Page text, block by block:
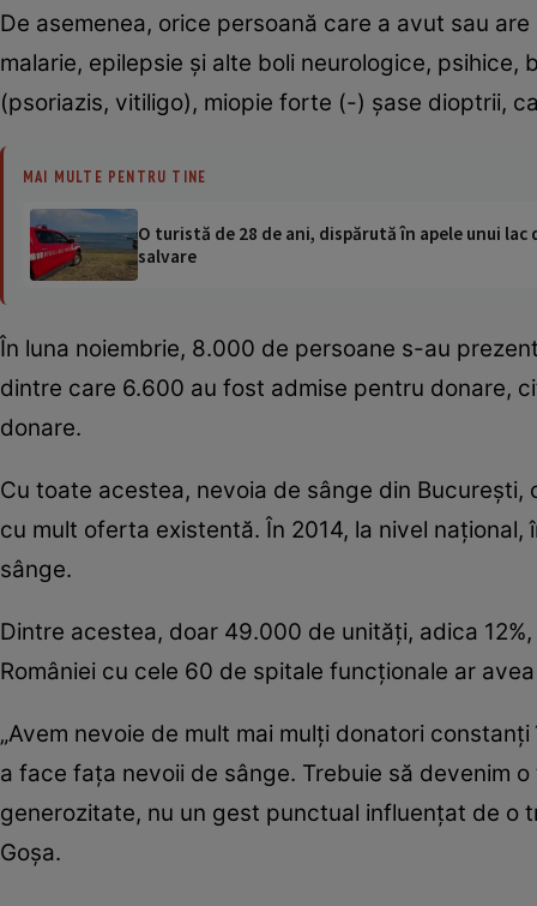
De asemenea, orice persoană care a avut sau
malarie, epilepsie şi alte boli neurologice,
(psoriazis, vitiligo), miopie forte (-) şase dioptrii,
MAI MULTE PENTRU TINE
O turistă de 28 de ani, dispărută în apele unui
salvare
În luna noiembrie, 8.000 de persoane s-au
dintre care 6.600 au fost admise pentru donare,
donare.
Cu toate acestea, nevoia de sânge din
cu mult oferta existentă. În 2014, la nivel
sânge.
Dintre acestea, doar 49.000 de unităţi, adica
României cu cele 60 de spitale funcţionale ar
„Avem nevoie de mult mai mulţi donatori
a face faţa nevoii de sânge. Trebuie să devenim
generozitate, nu un gest punctual influenţat de o
Goşa.